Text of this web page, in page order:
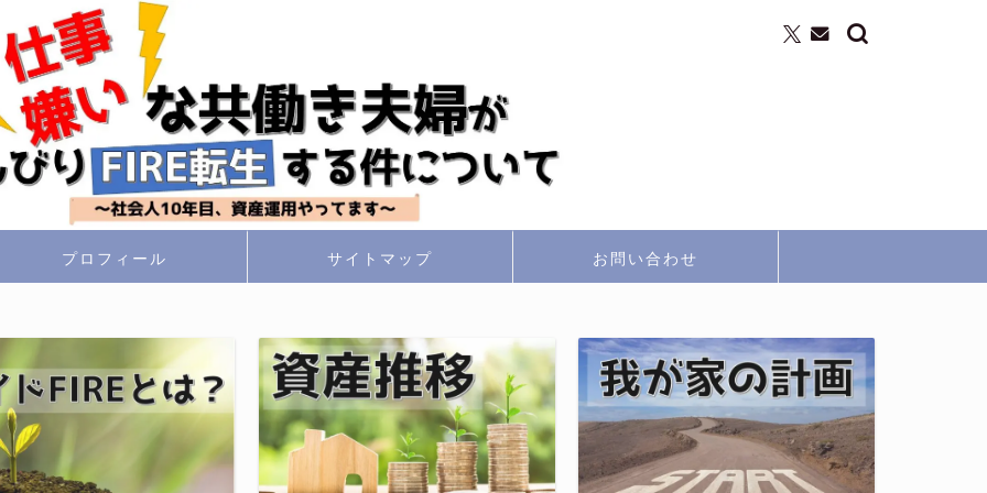
プロフィール サイトマップ お問い合わせ